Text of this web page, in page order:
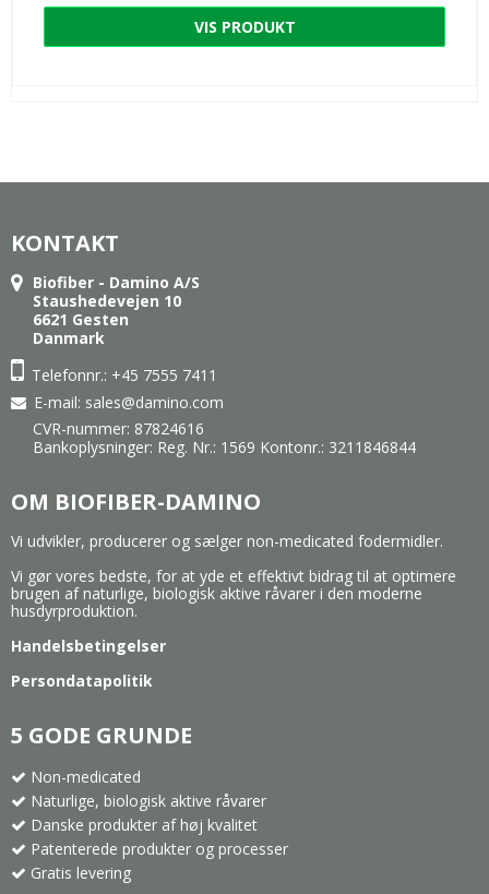
VIS PRODUKT
KONTAKT
Biofiber - Damino A/S
Staushedevejen 10
6621 Gesten
Danmark
Telefonnr.: +45 7555 7411
E-mail: sales@damino.com
CVR-nummer: 87824616
Bankoplysninger: Reg. Nr.: 1569 Kontonr.: 3211846844
OM BIOFIBER-DAMINO
Vi udvikler, producerer og sælger non-medicated fodermidler.
Vi gør vores bedste, for at yde et effektivt bidrag til at optimere
brugen af naturlige, biologisk aktive råvarer i den moderne
husdyrproduktion.
Handelsbetingelser
Persondatapolitik
5 GODE GRUNDE
Non-medicated
Naturlige, biologisk aktive råvarer
Danske produkter af høj kvalitet
Patenterede produkter og processer
Gratis levering